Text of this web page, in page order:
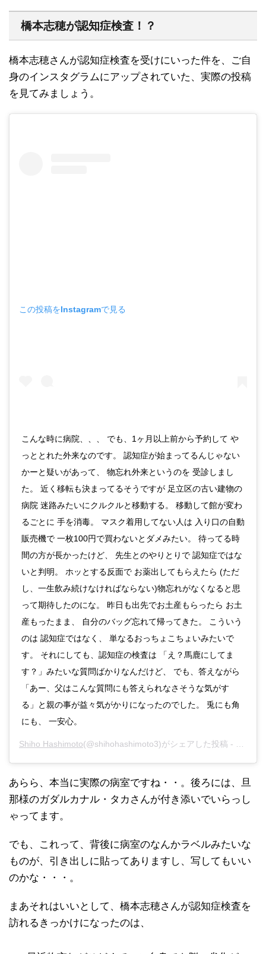
橋本志穂が認知症検査！？
橋本志穂さんが認知症検査を受けにいった件を、ご自
身のインスタグラムにアップされていた、実際の投稿
を見てみましょう。
この投稿をInstagramで見る
こんな時に病院、、、 でも、1ヶ月以上前から予約して や
っととれた外来なのです。 認知症が始まってるんじゃない
かーと疑いがあって、 物忘れ外来というのを 受診しまし
た。 近く移転も決まってるそうですが 足立区の古い建物の
病院 迷路みたいにクルクルと移動する。 移動して館が変わ
るごとに 手を消毒。 マスク着用してない人は 入り口の自動
販売機で 一枚100円で買わないとダメみたい。 待ってる時
間の方が長かったけど、 先生とのやりとりで 認知症ではな
いと判明。 ホッとする反面で お薬出してもらえたら (ただ
し、一生飲み続けなければならない)物忘れがなくなると思
って期待したのにな。 昨日も出先でお土産もらったら お土
産もったまま、 自分のバッグ忘れて帰ってきた。 こういう
のは 認知症ではなく、 単なるおっちょこちょいみたいで
す。 それにしても、認知症の検査は 「え？馬鹿にしてま
す？」みたいな質問ばかりなんだけど、 でも、答えながら
「あー、父はこんな質問にも答えられなさそうな気がす
る」と親の事が益々気がかりになったのでした。 兎にも角
にも、 一安心。
Shiho Hashimoto(@shihohashimoto3)がシェアした投稿 -
あらら、本当に実際の病室ですね・・。後ろには、旦
那様のガダルカナル・タカさんが付き添いでいらっし
ゃってます。
でも、これって、背後に病室のなんかラベルみたいな
ものが、引き出しに貼ってありますし、写してもいい
のかな・・・。
まあそれはいいとして、橋本志穂さんが認知症検査を
訪れるきっかけになったのは、